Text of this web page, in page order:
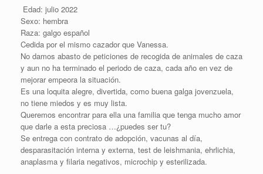
Edad: julio 2022
Sexo: hembra
Raza: galgo español
Cedida por el mismo cazador que Vanessa.
No damos abasto de peticiones de recogida de animales de caza
y aun no ha terminado el periodo de caza, cada año en vez de
mejorar empeora la situación.
Es una loquita alegre, divertida, como buena galga jovenzuela,
no tiene miedos y es muy lista.
Queremos encontrar para ella una familia que tenga mucho amor
que darle a esta preciosa …¿puedes ser tu?
Se entrega con contrato de adopción, vacunas al día,
desparasitación interna y externa, test de leishmania, ehrlichia,
anaplasma y filaria negativos, microchip y esterilizada.